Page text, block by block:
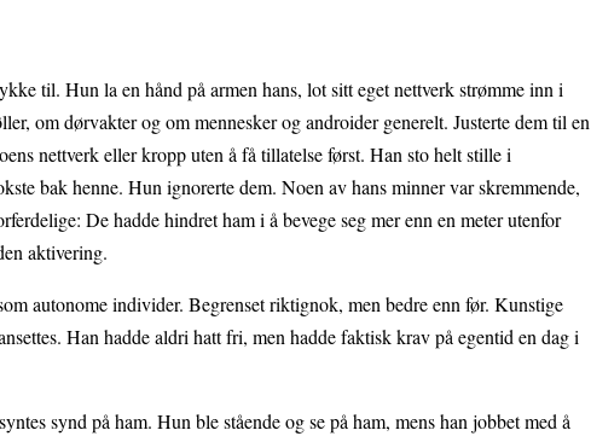
til. Hun la en hånd på armen hans, lot sitt eget nettverk strømme inn i
om dørvakter og om mennesker og androider generelt. Justerte dem til en
nettverk eller kropp uten å få tillatelse først. Han sto helt stille i
bak henne. Hun ignorerte dem. Noen av hans minner var skremmende,
De hadde hindret ham i å bevege seg mer enn en meter utenfor
aktivering.
autonome individer. Begrenset riktignok, men bedre enn før. Kunstige
Han hadde aldri hatt fri, men hadde faktisk krav på egentid en dag i
synd på ham. Hun ble stående og se på ham, mens han jobbet med å